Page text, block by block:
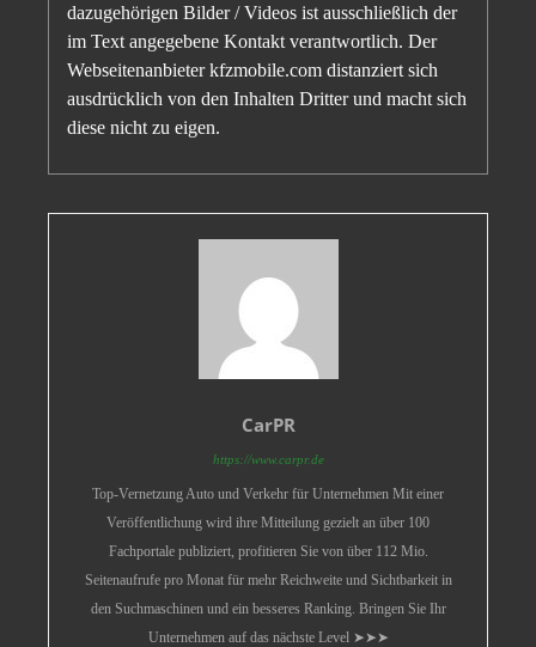
dazugehörigen Bilder / Videos ist ausschließlich der
im Text angegebene Kontakt verantwortlich. Der
Webseitenanbieter kfzmobile.com distanziert sich
ausdrücklich von den Inhalten Dritter und macht sich
diese nicht zu eigen.
CarPR
https://www.carpr.de
Top-Vernetzung Auto und Verkehr für Unternehmen Mit einer
Veröffentlichung wird ihre Mitteilung gezielt an über 100
Fachportale publiziert, profitieren Sie von über 112 Mio.
Seitenaufrufe pro Monat für mehr Reichweite und Sichtbarkeit in
den Suchmaschinen und ein besseres Ranking. Bringen Sie Ihr
Unternehmen auf das nächste Level ➤➤➤